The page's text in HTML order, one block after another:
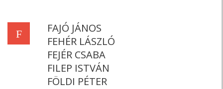
F
FAJÓ JÁNOS
FEHÉR LÁSZLÓ
FEJÉR CSABA
FILEP ISTVÁN
FÖLDI PÉTER